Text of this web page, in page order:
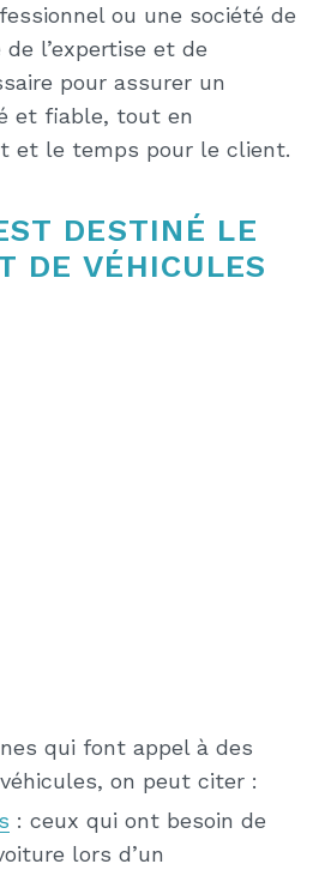
ou une société de
l’expertise et de
pour assurer un
et fiable, tout en
et le temps pour le client.
DESTINÉ LE
DE VÉHICULES
qui font appel à des
on peut citer :
: ceux qui ont besoin de
lors d’un